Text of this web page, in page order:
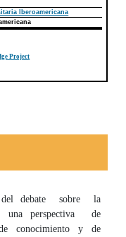
Iberoamericana
Project
del debate sobre la
una perspectiva de
conocimiento y de